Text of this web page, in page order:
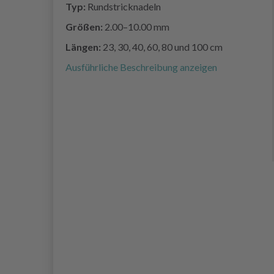
Typ: Rundstricknadeln
Größen: 2.00–10.00 mm
Längen: 23, 30, 40, 60, 80 und 100 cm
Ausführliche Beschreibung anzeigen